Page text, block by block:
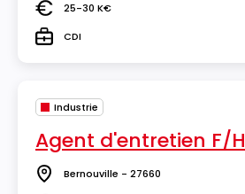
Salaire25-30 K€
TypeCDI
Industrie
Agent d'entretien F/H
Lieu Bernouville - 27660